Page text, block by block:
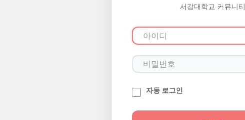
서강대학교 커뮤니티
자동 로그인